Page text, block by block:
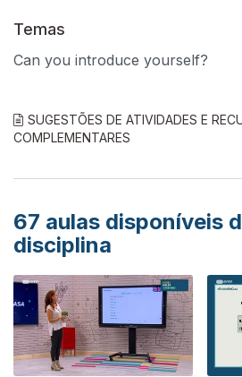
Temas
Can you introduce yourself?
SUGESTÕES DE ATIVIDADES E
COMPLEMENTARES
67 aulas disponíveis
disciplina